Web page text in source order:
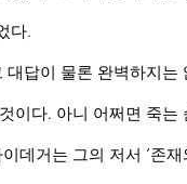
다.
대답이 물론 완벽하지는
이다. 아니 어쩌면 죽는
데거는 그의 저서 ‘존